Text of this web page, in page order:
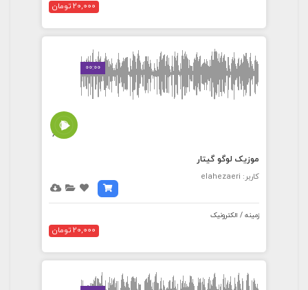
20,000 تومان
00:00
6:13
موزیک لوگو گیتار
کاربر: elahezaeri
زمینه / الکترونیک
20,000 تومان